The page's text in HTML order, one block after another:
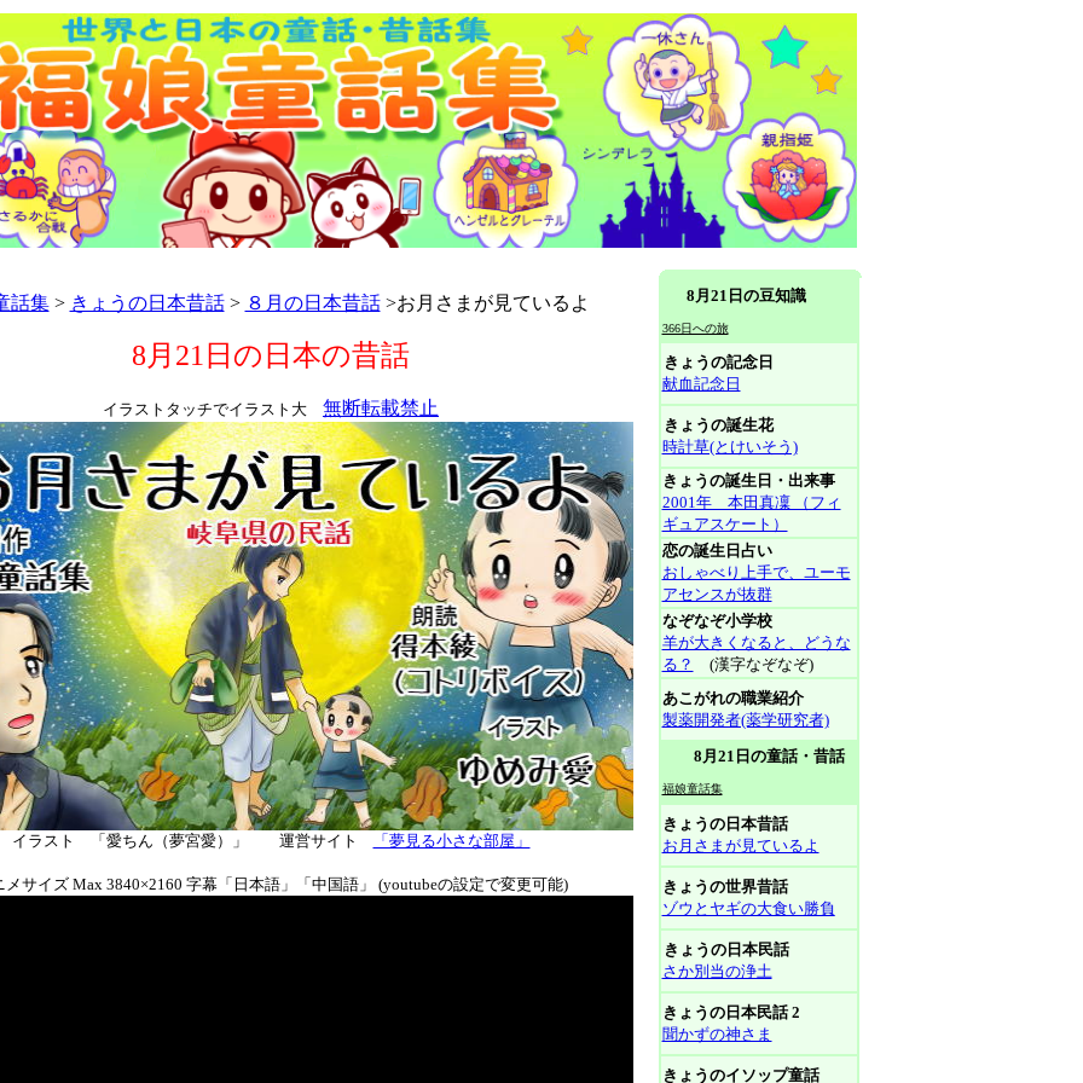
話集> きょうの日本昔話> ８月の日本昔話>お月さまが見ているよ
8月21日の日本の昔話
イラストタッチでイラスト大 無断転載禁止
イラスト 「愛ちん（夢宮愛）」 運営サイト 「夢見る小さな部屋」
メサイズ Max 3840×2160 字幕「日本語」「中国語」 (youtubeの設定で変更可能)
8月21日の豆知識
366日への旅
きょうの記念日
献血記念日
きょうの誕生花
時計草(とけいそう)
きょうの誕生日・出来事
2001年 本田真凜 （フィ
ギュアスケート）
恋の誕生日占い
おしゃべり上手で、ユーモ
アセンスが抜群
なぞなぞ小学校
羊が大きくなると、どうな
る？
(漢字なぞなぞ)
あこがれの職業紹介
製薬開発者(薬学研究者)
8月21日の童話・昔話
福娘童話集
きょうの日本昔話
お月さまが見ているよ
きょうの世界昔話
ゾウとヤギの大食い勝負
きょうの日本民話
さか別当の浄土
きょうの日本民話 2
聞かずの神さま
きょうのイソップ童話